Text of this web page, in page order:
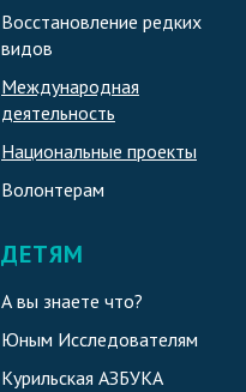
Восстановление редких
видов
Международная
деятельность
Национальные проекты
Волонтерам
ДЕТЯМ
А вы знаете что?
Юным Исследователям
Курильская АЗБУКА